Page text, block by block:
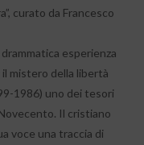
curato da Francesco
esperienza
il mistero della libertà
1986) uno dei tesori
Il cristiano
voce una traccia di